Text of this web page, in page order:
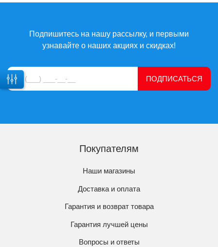
Подпишитесь на нашу рассылку, и первыми
узнавайте о наших акциях и скидках!
ПОДПИСАТЬСЯ
Покупателям
Наши магазины
Доставка и оплата
Гарантия и возврат товара
Гарантия лучшей цены
Вопросы и ответы